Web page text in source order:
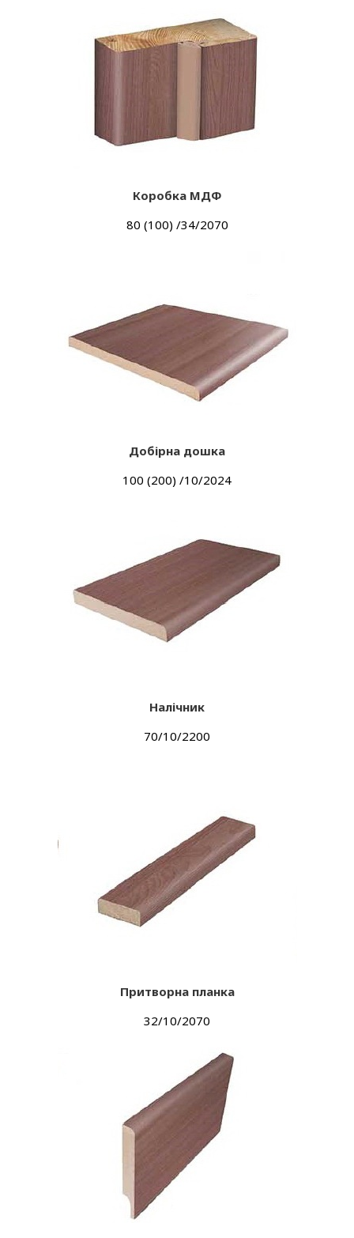
Коробка МДФ
80 (100) /34/2070
Добірна дошка
100 (200) /10/2024
Налічник
70/10/2200
Притворна планка
32/10/2070